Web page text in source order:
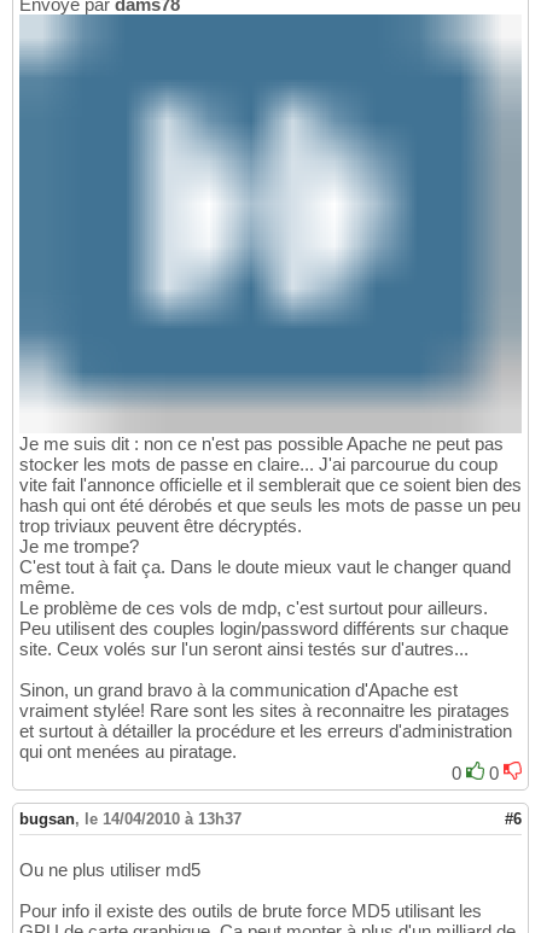
Envoyé par dams78
Je me suis dit : non ce n'est pas possible Apache ne peut pas
stocker les mots de passe en claire... J'ai parcourue du coup
vite fait l'annonce officielle et il semblerait que ce soient bien des
hash qui ont été dérobés et que seuls les mots de passe un peu
trop triviaux peuvent être décryptés.
Je me trompe?
C'est tout à fait ça. Dans le doute mieux vaut le changer quand
même.
Le problème de ces vols de mdp, c'est surtout pour ailleurs.
Peu utilisent des couples login/password différents sur chaque
site. Ceux volés sur l'un seront ainsi testés sur d'autres...
Sinon, un grand bravo à la communication d'Apache est
vraiment stylée! Rare sont les sites à reconnaitre les piratages
et surtout à détailler la procédure et les erreurs d'administration
qui ont menées au piratage.
0
0
bugsan, le 14/04/2010 à 13h37 #6
Ou ne plus utiliser md5
Pour info il existe des outils de brute force MD5 utilisant les